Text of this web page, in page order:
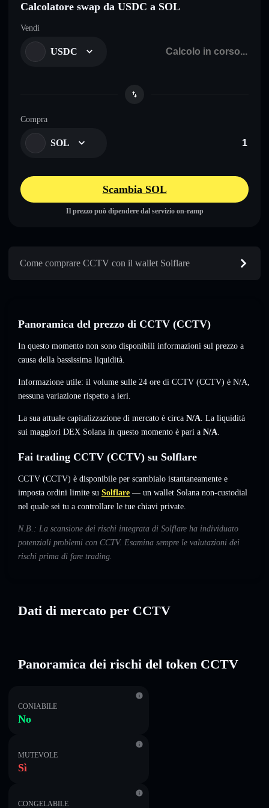
Calcolatore swap da USDC a SOL
Vendi
USDC
Compra
SOL
Scambia SOL
Il prezzo può dipendere dal servizio on-ramp
Come comprare CCTV con il wallet Solflare
Panoramica del prezzo di CCTV (CCTV)
In questo momento non sono disponibili informazioni sul prezzo a
causa della bassissima liquidità.
Informazione utile: il volume sulle 24 ore di CCTV (CCTV) è N/A,
nessuna variazione rispetto a ieri.
La sua attuale capitalizzazione di mercato è circa N/A. La liquidità
sui maggiori DEX Solana in questo momento è pari a N/A.
Fai trading CCTV (CCTV) su Solflare
CCTV (CCTV) è disponibile per scambialo istantaneamente e
imposta ordini limite su Solflare — un wallet Solana non-custodial
nel quale sei tu a controllare le tue chiavi private.
N.B.: La scansione dei rischi integrata di Solflare ha individuato
potenziali problemi con CCTV. Esamina sempre le valutazioni dei
rischi prima di fare trading.
Dati di mercato per CCTV
Panoramica dei rischi del token CCTV
CONIABILE
No
MUTEVOLE
Sì
CONGELABILE